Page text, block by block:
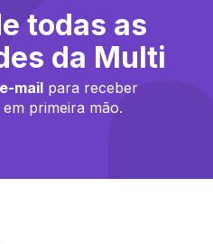
todas as
da Multi
mail para receber
primeira mão.